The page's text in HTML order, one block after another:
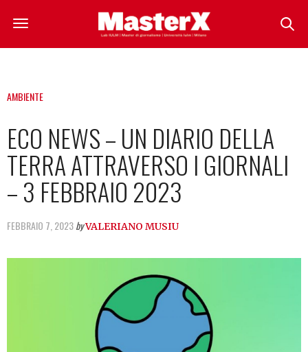
AMBIENTE
ECO NEWS – UN DIARIO DELLA
TERRA ATTRAVERSO I GIORNALI
– 3 FEBBRAIO 2023
FEBBRAIO 7, 2023byVALERIANO MUSIU